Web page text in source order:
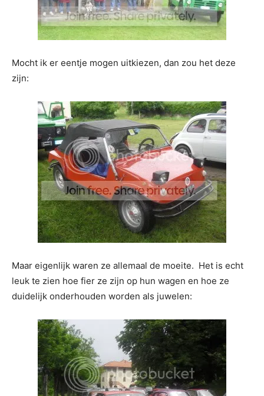
Mocht ik er eentje mogen uitkiezen, dan zou het deze
zijn:
Maar eigenlijk waren ze allemaal de moeite. Het is echt
leuk te zien hoe fier ze zijn op hun wagen en hoe ze
duidelijk onderhouden worden als juwelen: